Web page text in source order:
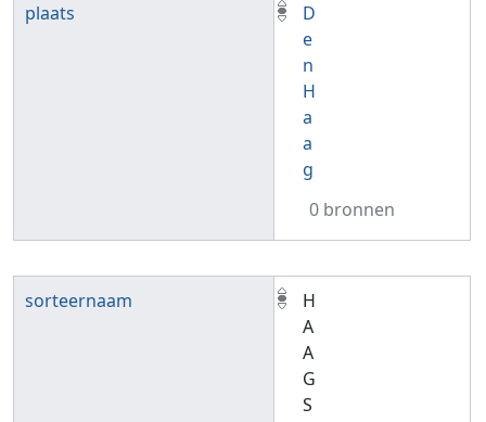
plaats
D
e
n
H
a
a
g
0 bronnen
sorteernaam
H
A
A
G
S